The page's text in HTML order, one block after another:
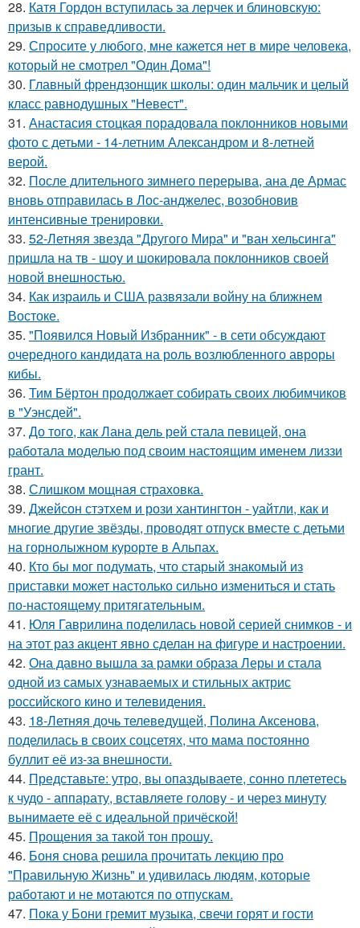
28. Катя Гордон вступилась за лерчек и блиновскую:
призыв к справедливости.
29. Спросите у любого, мне кажется нет в мире человека,
который не смотрел "Один Дома"!
30. Главный френдзонщик школы: один мальчик и целый
класс равнодушных "Невест".
31. Анастасия стоцкая порадовала поклонников новыми
фото с детьми - 14-летним Александром и 8-летней
верой.
32. После длительного зимнего перерыва, ана де Армас
вновь отправилась в Лос-анджелес, возобновив
интенсивные тренировки.
33. 52-Летняя звезда "Другого Мира" и "ван хельсинга"
пришла на тв - шоу и шокировала поклонников своей
новой внешностью.
34. Как израиль и США развязали войну на ближнем
Востоке.
35. "Появился Новый Избранник" - в сети обсуждают
очередного кандидата на роль возлюбленного авроры
кибы.
36. Тим Бёртон продолжает собирать своих любимчиков
в "Уэнсдей".
37. До того, как Лана дель рей стала певицей, она
работала моделью под своим настоящим именем лиззи
грант.
38. Слишком мощная страховка.
39. Джейсон стэтхем и рози хантингтон - уайтли, как и
многие другие звёзды, проводят отпуск вместе с детьми
на горнолыжном курорте в Альпах.
40. Кто бы мог подумать, что старый знакомый из
приставки может настолько сильно измениться и стать
по-настоящему притягательным.
41. Юля Гаврилина поделилась новой серией снимков - и
на этот раз акцент явно сделан на фигуре и настроении.
42. Она давно вышла за рамки образа Леры и стала
одной из самых узнаваемых и стильных актрис
российского кино и телевидения.
43. 18-Летняя дочь телеведущей, Полина Аксенова,
поделилась в своих соцсетях, что мама постоянно
буллит её из-за внешности.
44. Представьте: утро, вы опаздываете, сонно плететесь
к чудо - аппарату, вставляете голову - и через минуту
вынимаете её с идеальной причёской!
45. Прощения за такой тон прошу.
46. Боня снова решила прочитать лекцию про
"Правильную Жизнь" и удивилась людям, которые
работают и не мотаются по отпускам.
47. Пока у Бони гремит музыка, свечи горят и гости